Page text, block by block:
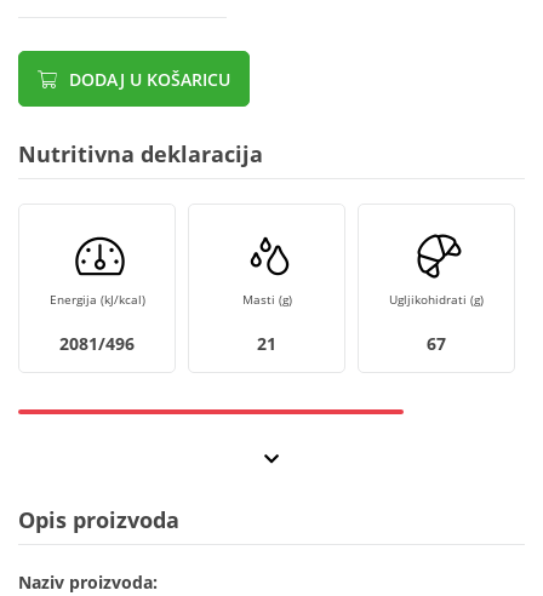
DODAJ U KOŠARICU
Nutritivna deklaracija
Energija (kJ/kcal)
2081/496
Masti (g)
21
Ugljikohidrati (g)
67
Opis proizvoda
Naziv proizvoda: